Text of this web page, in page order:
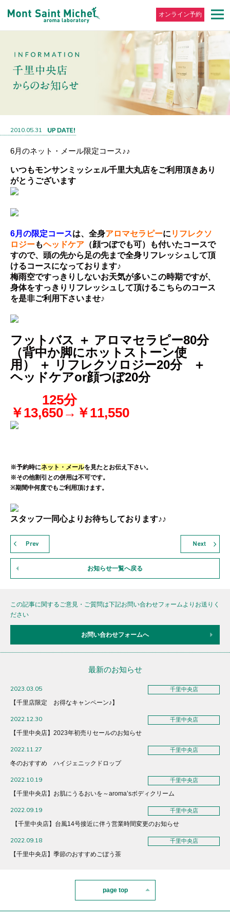
オンライン予約
2010.05.31
6月のネット・メール限定コース♪♪
いつもモンサンミッシェル千里大丸店をご利用頂きあり
がとうございます
6月の限定コースは、全身アロマセラピーに リフレクソ
ロジーもヘッドケア （顔つぼでも可）も付いたコースで
すので、頭の先から足の先まで全身リフレッシュして頂
けるコースになっております♪
梅雨空ですっきりしないお天気が多いこの時期ですが、
身体をすっきりリフレッシュして頂けるこちらのコース
を是非ご利用下さいませ♪
フットバス ＋ アロマセラピー80分
（背中か脚にホットストーン使
用 ） ＋ リフレクソロジー20分 ＋
ヘッドケアor顔つぼ20分
125分
￥13,650→￥11,550
※予約時にネット・メールを見たとお伝え下さい。
※その他割引との併用は不可です。
※期間中何度でもご利用頂けます。
スタッフ一同心よりお待ちしております♪♪
お知らせ一覧へ戻る
この記事に関するご意見・ご質問は下記お問い合わせフォームよりお送りく
ださい
お問い合わせフォームへ
最新のお知らせ
2023.03.05 千里中央店
【千里店限定 お得なキャンペーン♪】
2022.12.30 千里中央店
【千里中央店】2023年初売りセールのお知らせ
2022.11.27 千里中央店
冬のおすすめ ハイジェニックドロップ
2022.10.19 千里中央店
【千里中央店】お肌にうるおいを～aroma’sボディクリーム
2022.09.19 千里中央店
【千里中央店】台風14号接近に伴う営業時間変更のお知らせ
2022.09.18 千里中央店
【千里中央店】季節のおすすめごぼう茶
page top